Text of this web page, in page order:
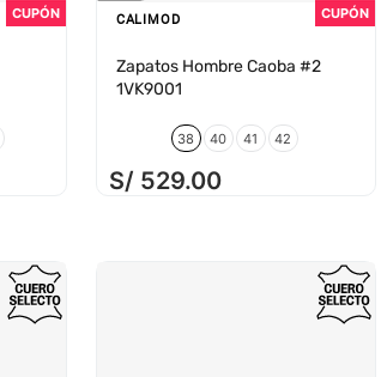
CALIMOD
Zapatos Hombre Caoba #2
1VK9001
38 40 41 42
S/ 529.00